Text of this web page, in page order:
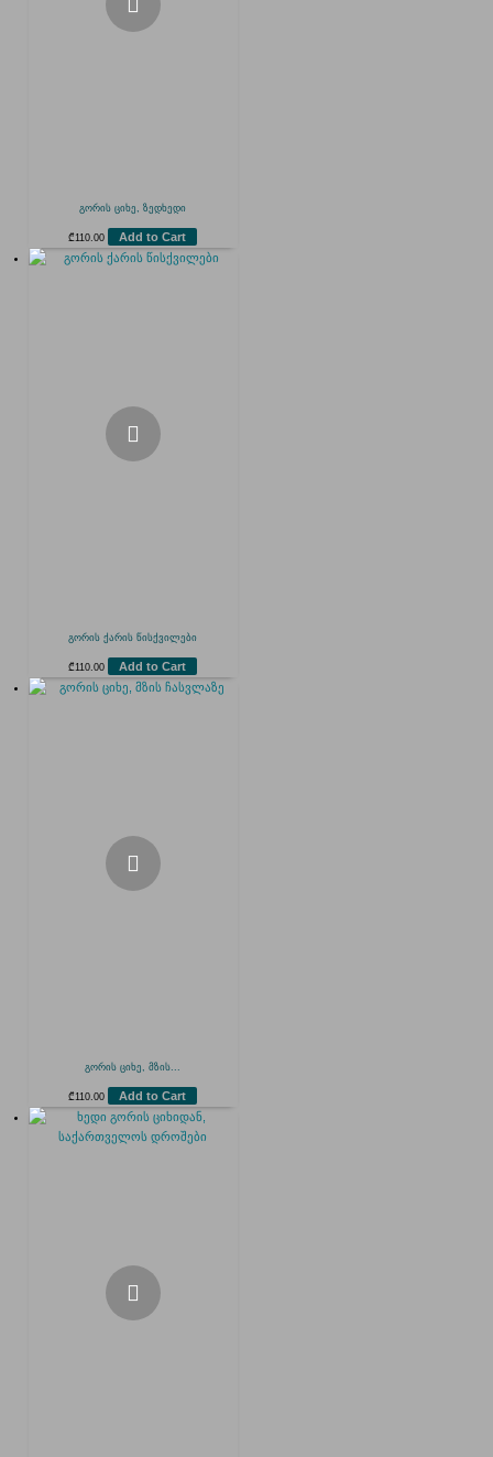
გორის ციხე, ზედხედი
₾ 110.00 Add to Cart
გორის ქარის წისქვილები
₾ 110.00 Add to Cart
გორის ციხე, მზის...
₾ 110.00 Add to Cart